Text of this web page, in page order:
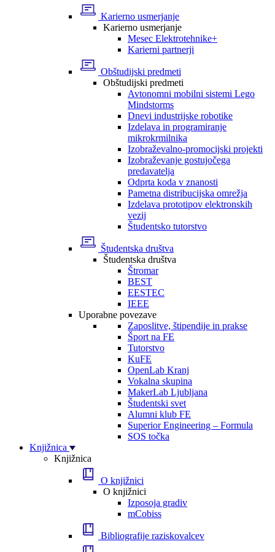
Karierno usmerjanje
Karierno usmerjanje
Mesec Elektrotehnike+
Karierni partnerji
Obštudijski predmeti
Obštudijski predmeti
Avtonomni mobilni sistemi Lego
Mindstorms
Dnevi industrijske robotike
Izdelava in programiranje
mikrokrmilnika
Izobraževalno-promocijski projekti
Izobraževanje gostujočega
predavatelja
Odprta koda v znanosti
Pametna distribucijska omrežja
Izdelava prototipov elektronskih
vezij
Študentsko tutorstvo
Študentska društva
Študentska društva
Štromar
BEST
EESTEC
IEEE
Uporabne povezave
Zaposlitve, štipendije in prakse
Šport na FE
Tutorstvo
KuFE
OpenLab Kranj
Vokalna skupina
MakerLab Ljubljana
Študentski svet
Alumni klub FE
Superior Engineering – Formula
SOS točka
Knjižnica
Knjižnica
O knjižnici
O knjižnici
Izposoja gradiv
mCobiss
Bibliografije raziskovalcev